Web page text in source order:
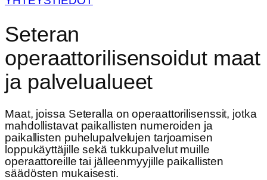
Seteran
operaattorilisensoidut maat
ja palvelualueet
Maat, joissa Seteralla on operaattorilisenssit, jotka
mahdollistavat paikallisten numeroiden ja
paikallisten puhelupalvelujen tarjoamisen
loppukäyttäjille sekä tukkupalvelut muille
operaattoreille tai jälleenmyyjille paikallisten
säädösten mukaisesti.